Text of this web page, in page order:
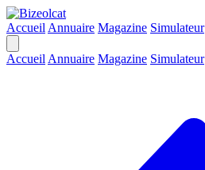
Accueil Annuaire Magazine Simulateur
Accueil Annuaire Magazine Simulateur